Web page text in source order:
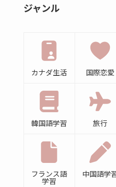
ジャンル
カナダ生活 国際恋愛
韓国語学習 旅行
フランス語
学習
中国語学